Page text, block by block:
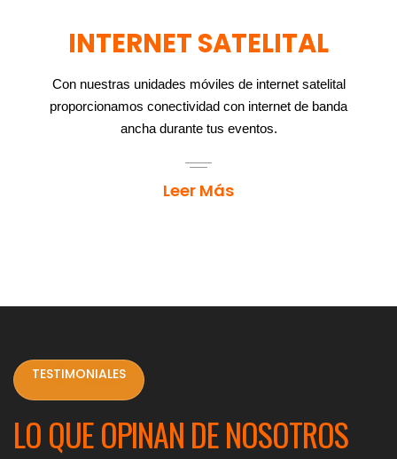
INTERNET SATELITAL
Con nuestras unidades móviles de internet satelital
proporcionamos conectividad con internet de banda
ancha durante tus eventos.
Leer Más
TESTIMONIALES
LO QUE OPINAN DE NOSOTROS